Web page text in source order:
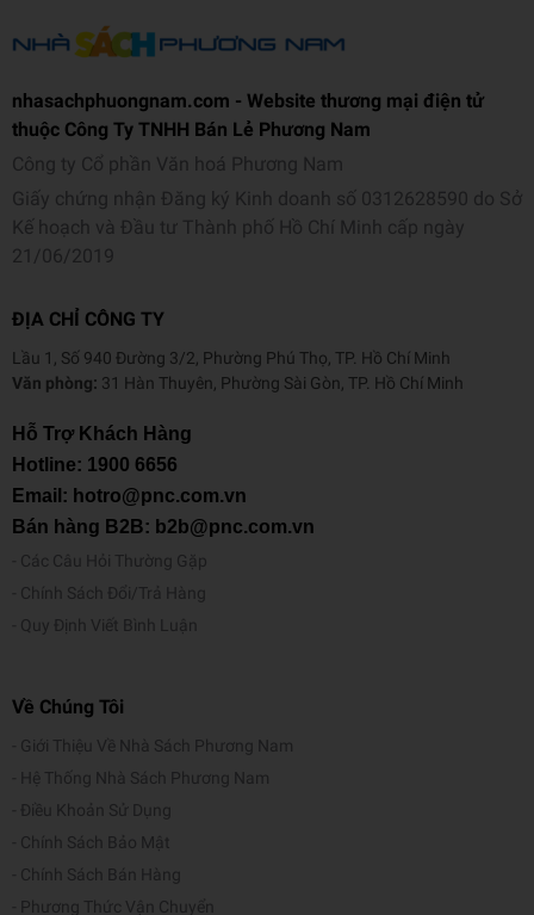
nhasachphuongnam.com - Website thương mại điện tử
thuộc Công Ty TNHH Bán Lẻ Phương Nam
Công ty Cổ phần Văn hoá Phương Nam
Giấy chứng nhận Đăng ký Kinh doanh số 0312628590 do Sở
Kế hoạch và Đầu tư Thành phố Hồ Chí Minh cấp ngày
21/06/2019
ĐỊA CHỈ CÔNG TY
Lầu 1, Số 940 Đường 3/2, Phường Phú Thọ, TP. Hồ Chí Minh
Văn phòng: 31 Hàn Thuyên, Phường Sài Gòn, TP. Hồ Chí Minh
Hỗ Trợ Khách Hàng
Hotline: 1900 6656
Email: hotro@pnc.com.vn
Bán hàng B2B: b2b@pnc.com.vn
Các Câu Hỏi Thường Gặp
Chính Sách Đổi/Trả Hàng
Quy Định Viết Bình Luận
Về Chúng Tôi
Giới Thiệu Về Nhà Sách Phương Nam
Hệ Thống Nhà Sách Phương Nam
Điều Khoản Sử Dụng
Chính Sách Bảo Mật
Chính Sách Bán Hàng
Phương Thức Vận Chuyển